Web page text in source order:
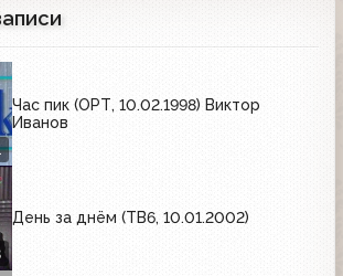
Час пик (ОРТ, 10.02.1998) Виктор
Иванов
День за днём (ТВ6, 10.01.2002)